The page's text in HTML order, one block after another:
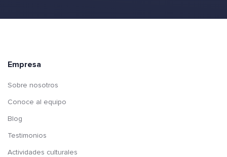
Empresa
Sobre nosotros
Conoce al equipo
Blog
Testimonios
Actividades culturales